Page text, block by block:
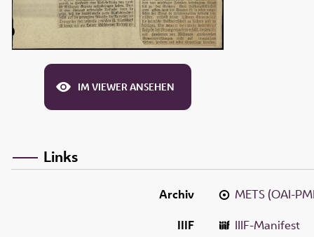
IM VIEWER ANSEHEN
Links
Archiv
METS (OAI-
IIIF
IIIF-Manifest